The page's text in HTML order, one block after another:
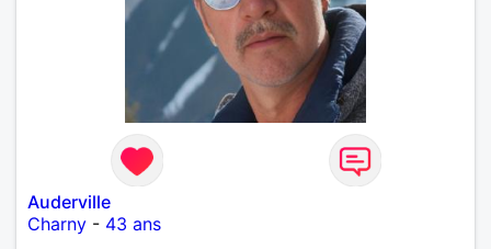
Auderville
Charny - 43 ans